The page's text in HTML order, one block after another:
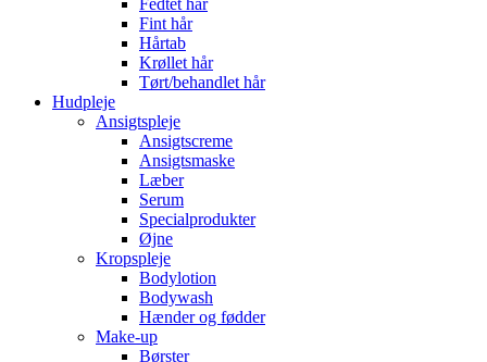
Fedtet hår
Fint hår
Hårtab
Krøllet hår
Tørt/behandlet hår
Hudpleje
Ansigtspleje
Ansigtscreme
Ansigtsmaske
Læber
Serum
Specialprodukter
Øjne
Kropspleje
Bodylotion
Bodywash
Hænder og fødder
Make-up
Børster